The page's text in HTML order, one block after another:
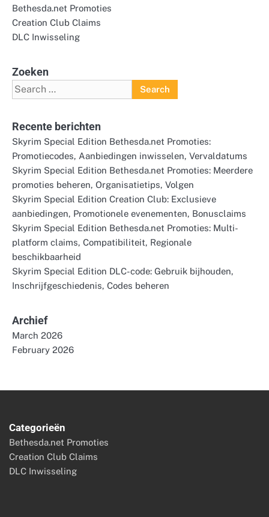
Bethesda.net Promoties
Creation Club Claims
DLC Inwisseling
Zoeken
Search
for:
Recente berichten
Skyrim Special Edition Bethesda.net Promoties:
Promotiecodes, Aanbiedingen inwisselen, Vervaldatums
Skyrim Special Edition Bethesda.net Promoties: Meerdere
promoties beheren, Organisatietips, Volgen
Skyrim Special Edition Creation Club: Exclusieve
aanbiedingen, Promotionele evenementen, Bonusclaims
Skyrim Special Edition Bethesda.net Promoties: Multi-
platform claims, Compatibiliteit, Regionale
beschikbaarheid
Skyrim Special Edition DLC-code: Gebruik bijhouden,
Inschrijfgeschiedenis, Codes beheren
Archief
March 2026
February 2026
Categorieën
Bethesda.net Promoties
Creation Club Claims
DLC Inwisseling